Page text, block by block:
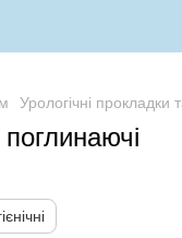
Урологічні прокладки